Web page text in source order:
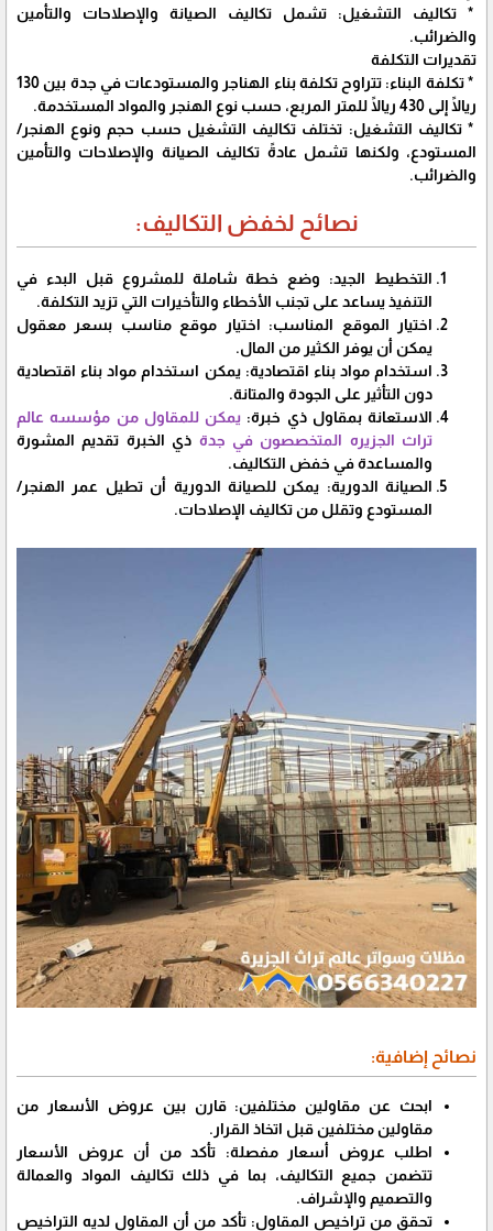
* تكاليف التشغيل: تشمل تكاليف الصيانة والإصلاحات والتأمين
والضرائب.
تقديرات التكلفة
* تكلفة البناء: تتراوح تكلفة بناء الهناجر والمستودعات في جدة بين 130
ريالًا إلى 430 ريالًا للمتر المربع، حسب نوع الهنجر والمواد المستخدمة.
* تكاليف التشغيل: تختلف تكاليف التشغيل حسب حجم ونوع الهنجر/
المستودع، ولكنها تشمل عادةً تكاليف الصيانة والإصلاحات والتأمين
والضرائب.
نصائح لخفض التكاليف:
التخطيط الجيد: وضع خطة شاملة للمشروع قبل البدء في
التنفيذ يساعد على تجنب الأخطاء والتأخيرات التي تزيد التكلفة.
اختيار الموقع المناسب: اختيار موقع مناسب بسعر معقول
يمكن أن يوفر الكثير من المال.
استخدام مواد بناء اقتصادية: يمكن استخدام مواد بناء اقتصادية
دون التأثير على الجودة والمتانة.
الاستعانة بمقاول ذي خبرة: يمكن للمقاول من مؤسسه عالم
تراث الجزيره المتخصصون في جدة ذي الخبرة تقديم المشورة
والمساعدة في خفض التكاليف.
الصيانة الدورية: يمكن للصيانة الدورية أن تطيل عمر الهنجر/
المستودع وتقلل من تكاليف الإصلاحات.
نصائح إضافية:
ابحث عن مقاولين مختلفين: قارن بين عروض الأسعار من
مقاولين مختلفين قبل اتخاذ القرار.
اطلب عروض أسعار مفصلة: تأكد من أن عروض الأسعار
تتضمن جميع التكاليف، بما في ذلك تكاليف المواد والعمالة
والتصميم والإشراف.
تحقق من تراخيص المقاول: تأكد من أن المقاول لديه التراخيص